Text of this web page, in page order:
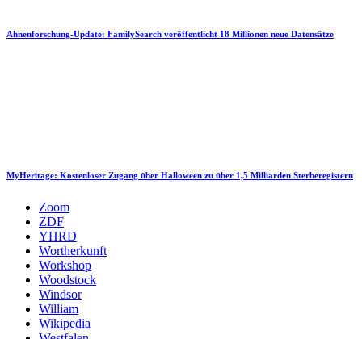
Ahnenforschung-Update: FamilySearch veröffentlicht 18 Millionen neue Datensätze
MyHeritage: Kostenloser Zugang über Halloween zu über 1,5 Milliarden Sterberegistern
Zoom
ZDF
YHRD
Wortherkunft
Workshop
Woodstock
Windsor
William
Wikipedia